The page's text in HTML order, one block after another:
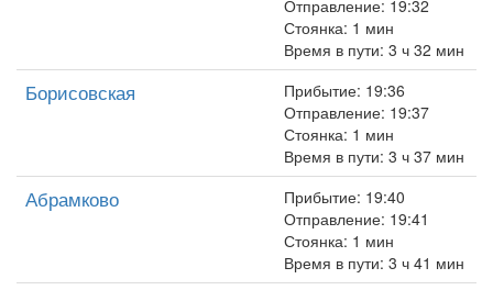
Отправление: 19:32
Стоянка: 1 мин
Время в пути: 3 ч 32 мин
Борисовская
Прибытие: 19:36
Отправление: 19:37
Стоянка: 1 мин
Время в пути: 3 ч 37 мин
Абрамково
Прибытие: 19:40
Отправление: 19:41
Стоянка: 1 мин
Время в пути: 3 ч 41 мин